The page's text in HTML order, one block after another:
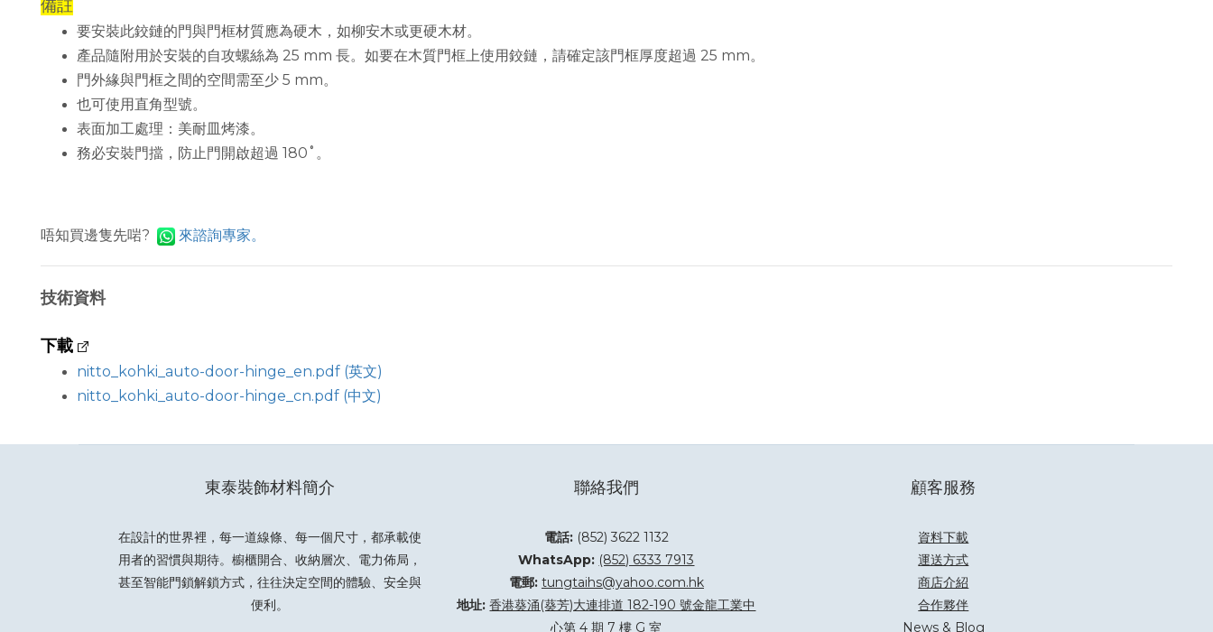
備註
要安裝此鉸鏈的門與門框材質應為硬木，如柳安木或更硬木材。
產品隨附用於安裝的自攻螺絲為 25 mm 長。如要在木質門框上使用鉸鏈，請確定該門框厚度超過 25 mm。
門外緣與門框之間的空間需至少 5 mm。
也可使用直角型號。
表面加工處理：美耐皿烤漆。
務必安裝門擋，防止門開啟超過 180˚。
唔知買邊隻先啱? 來諮詢專家。
技術資料
下載
nitto_kohki_auto-door-hinge_en.pdf (英文)
nitto_kohki_auto-door-hinge_cn.pdf (中文)
東泰裝飾材料簡介
在設計的世界裡，每一道線條、每一個尺寸，都承載使
用者的習慣與期待。櫥櫃開合、收納層次、電力佈局，
甚至智能門鎖解鎖方式，往往決定空間的體驗、安全與
便利。
聯絡我們
電話:(852) 3622 1132
WhatsApp: (852) 6333 7913
電郵: tungtaihs@yahoo.com.hk
地址: 香港葵涌(葵芳)大連排道 182-190 號金龍工業中
心第 4 期 7 樓 G 室
顧客服務
資料下載
運送方式
商店介紹
合作夥伴
News & Blog